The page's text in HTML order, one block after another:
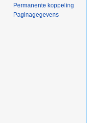
Permanente koppeling
Paginagegevens